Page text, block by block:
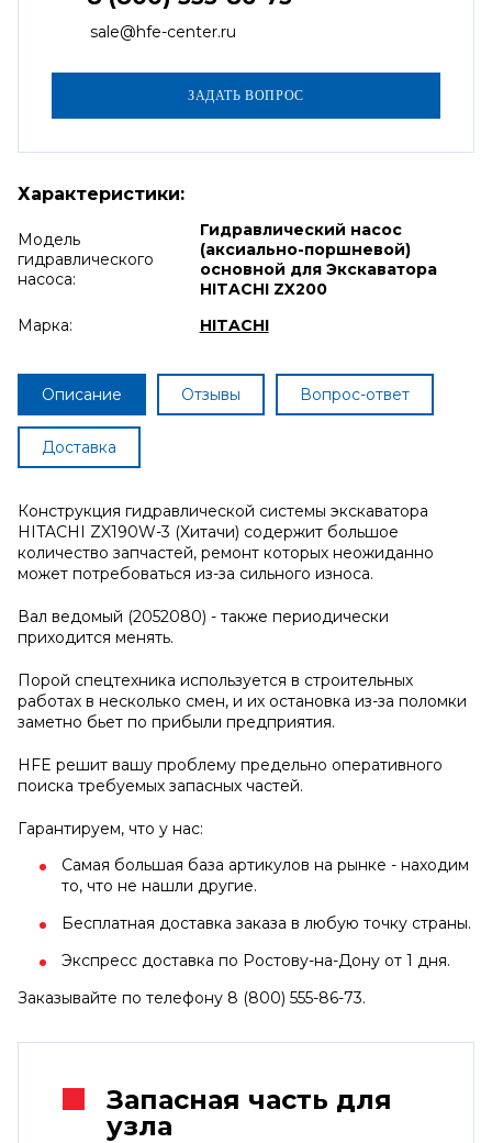
sale@hfe-center.ru
Характеристики:
Модель
гидравлического
насоса:
Гидравлический насос
(аксиально-поршневой)
основной для Экскаватора
HITACHI ZX200
Марка:
HITACHI
Описание Отзывы Вопрос-ответ
Доставка
Конструкция гидравлической системы экскаватора
HITACHI ZX190W-3 (Хитачи) содержит большое
количество запчастей, ремонт которых неожиданно
может потребоваться из-за сильного износа.
Вал ведомый (2052080) - также периодически
приходится менять.
Порой спецтехника используется в строительных
работах в несколько смен, и их остановка из-за поломки
заметно бьет по прибыли предприятия.
HFE решит вашу проблему предельно оперативного
поиска требуемых запасных частей.
Гарантируем, что у нас:
Самая большая база артикулов на рынке - находим
то, что не нашли другие.
Бесплатная доставка заказа в любую точку страны.
Экспресс доставка по Ростову-на-Дону от 1 дня.
Заказывайте по телефону 8 (800) 555-86-73.
Запасная часть для
узла